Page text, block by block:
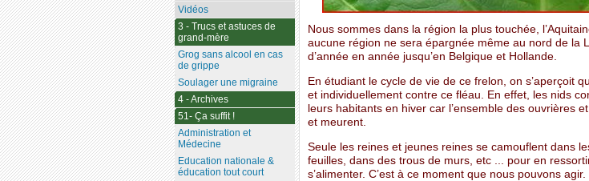
Nous sommes dans la région la plus touchée,
aucune région ne sera épargnée même au nord de la
d’année en année jusqu’en Belgique et Hollande.
En étudiant le cycle de vie de ce frelon, on s’aperçoit
et individuellement contre ce fléau. En effet, les nids
leurs habitants en hiver car l’ensemble des ouvrières
et meurent.
Seule les reines et jeunes reines se camouflent dans
feuilles, dans des trous de murs, etc ... pour en
s’alimenter. C’est à ce moment que nous pouvons agir.
Vidéos
3 - Trucs et astuces de
grand-mère
Grog sans alcool en cas
de grippe
Soulager une migraine
4 - Archives
51- Ça suffit !
Administration et
Médecine
Education nationale &
éducation tout court